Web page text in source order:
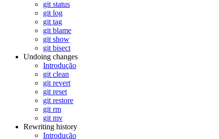
git status
git log
git tag
git blame
git show
git bisect
Undoing changes
Introdução
git clean
git revert
git reset
git restore
git rm
git mv
Rewriting history
Introdução